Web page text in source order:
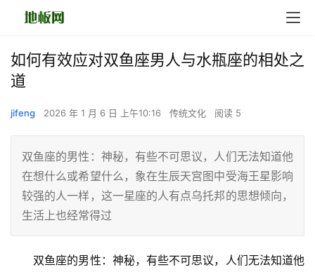
如何有效应对双鱼座男人与水瓶座的相处之
道
jifeng 2026 年 1 月 6 日 上午10:16 传统文化 阅读 5
双鱼座的男性：神秘，有些不可思议，人们无法知道他
在想什么或希望什么，象在生辰天宫图中受海王星影响
较强的人一样，这一星座的人有点乌托邦的思想倾向，
生活上也经常得过
双鱼座的男性：神秘，有些不可思议，人们无法知道他